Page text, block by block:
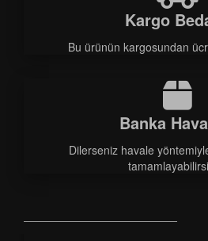
Kargo
Bu ürünün kargosundan
Banka
Dilerseniz havale